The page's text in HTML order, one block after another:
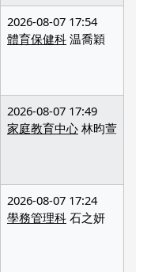
體育保健科 温喬穎
家庭教育中心 林昀萱
學務管理科 石之妍